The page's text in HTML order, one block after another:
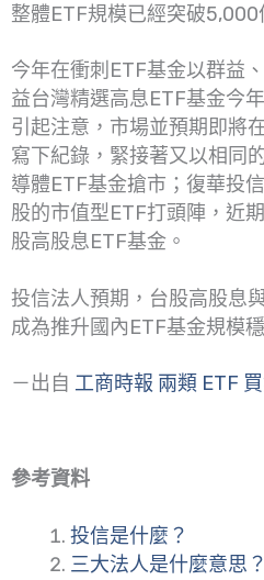
整體ETF規模已經突破5,000
今年在衝刺ETF基金以群益
益台灣精選高息ETF基金今
引起注意，市場並預期即將
寫下紀錄，緊接著又以相同
導體ETF基金搶市；復華投
股的市值型ETF打頭陣，近
股高股息ETF基金。
投信法人預期，台股高股息
成為推升國內ETF基金規模
－出自 工商時報 兩類 ETF
參考資料
投信是什麼？
三大法人是什麼意思